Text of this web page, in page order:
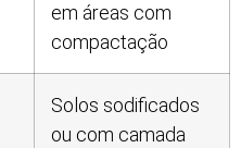
em áreas com
compactação
Solos sodificados
ou com camada